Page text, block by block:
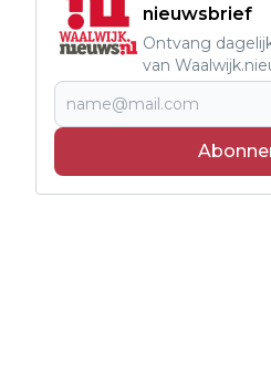
nieuwsbrief
Ontvang
van